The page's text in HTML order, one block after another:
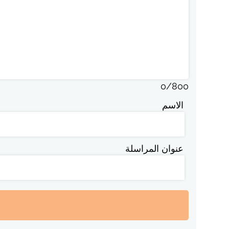
0/800
الاسم
عنوان المراسلة